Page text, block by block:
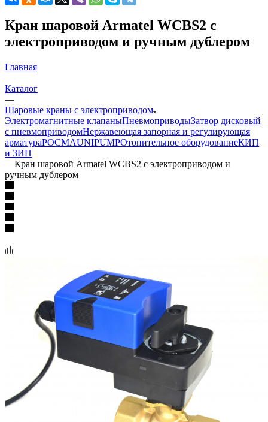
Кран шаровой Armatel WCBS2 с
электроприводом и ручным дублером
Главная
—
Каталог
—
Шаровые краны с электроприводом
Электромагнитные клапаныПневмоприводыЗатвор дисковый
с пневмоприводомНержавеющая запорная и регулирующая
арматураРОСМАUNIPUMPОтопительное оборудованиеКИП
и ЗИП
—Кран шаровой Armatel WCBS2 с электроприводом и
ручным дублером